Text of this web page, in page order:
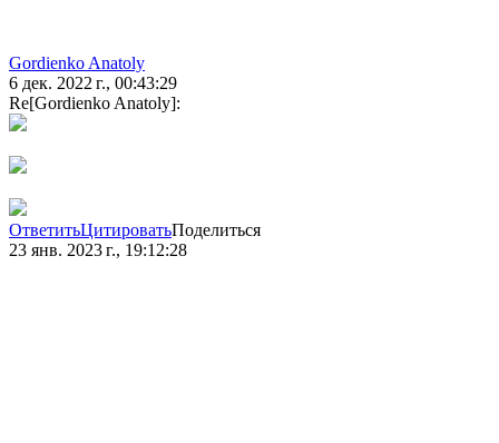
Gordienko Anatoly
6 дек. 2022 г., 00:43:29
Re[Gordienko Anatoly]:
ОтветитьЦитироватьПоделиться
23 янв. 2023 г., 19:12:28